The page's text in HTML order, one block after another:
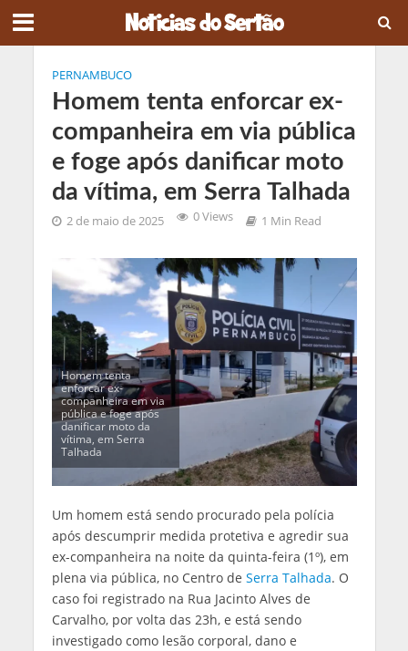
PERNAMBUCO
Homem tenta enforcar ex-
companheira em via pública
e foge após danificar moto
da vítima, em Serra Talhada
2 de maio de 2025 0 Views 1 Min Read
Homem tenta
enforcar ex-
companheira em via
pública e foge após
danificar moto da
vítima, em Serra
Talhada
Um homem está sendo procurado pela polícia
após descumprir medida protetiva e agredir sua
ex-companheira na noite da quinta-feira (1º), em
plena via pública, no Centro de Serra Talhada. O
caso foi registrado na Rua Jacinto Alves de
Carvalho, por volta das 23h, e está sendo
investigado como lesão corporal, dano e